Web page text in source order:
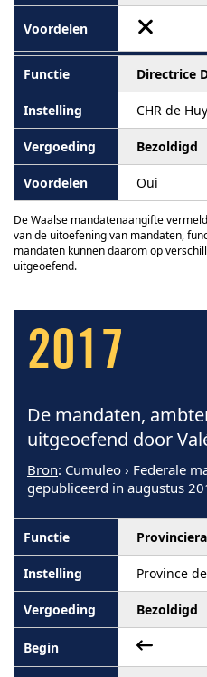
Directrice
CHR de Huy
Bezoldigd
Oui
De Waalse mandatenaangifte
van de uitoefening van mandaten,
mandaten kunnen daarom op
uitgeoefend.
2017
De mandaten,
uitgeoefend door
Bron: Cumuleo › Federale
gepubliceerd in augustus
Province
Bezoldigd